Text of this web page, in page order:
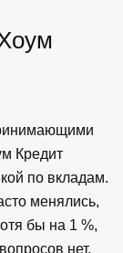
Кредит
по вкладам.
менялись,
бы на 1 %,
нет,